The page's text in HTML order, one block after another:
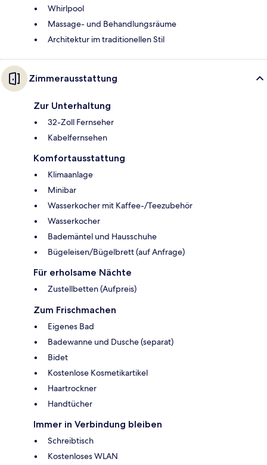
Whirlpool
Massage- und Behandlungsräume
Architektur im traditionellen Stil
Zimmerausstattung
Zur Unterhaltung
32-Zoll Fernseher
Kabelfernsehen
Komfortausstattung
Klimaanlage
Minibar
Wasserkocher mit Kaffee-/Teezubehör
Wasserkocher
Bademäntel und Hausschuhe
Bügeleisen/Bügelbrett (auf Anfrage)
Für erholsame Nächte
Zustellbetten (Aufpreis)
Zum Frischmachen
Eigenes Bad
Badewanne und Dusche (separat)
Bidet
Kostenlose Kosmetikartikel
Haartrockner
Handtücher
Immer in Verbindung bleiben
Schreibtisch
Kostenloses WLAN